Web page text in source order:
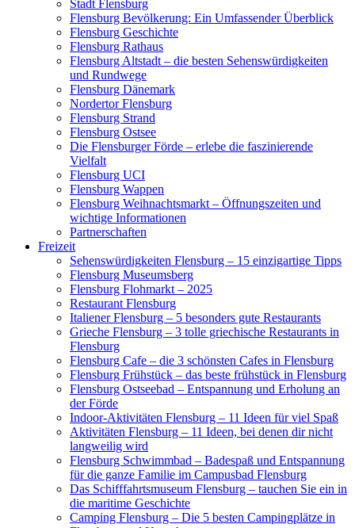
Stadt Flensburg
Flensburg Bevölkerung: Ein Umfassender Überblick
Flensburg Geschichte
Flensburg Rathaus
Flensburg Altstadt – die besten Sehenswürdigkeiten
und Rundwege
Flensburg Dänemark
Nordertor Flensburg
Flensburg Strand
Flensburg Ostsee
Die Flensburger Förde – erlebe die faszinierende
Vielfalt
Flensburg UCI
Flensburg Wappen
Flensburg Weihnachtsmarkt – Öffnungszeiten und
wichtige Informationen
Partnerschaften
Freizeit
Sehenswürdigkeiten Flensburg – 15 einzigartige Tipps
Flensburg Museumsberg
Flensburg Flohmarkt – 2025
Restaurant Flensburg
Italiener Flensburg – 5 besonders gute Restaurants
Grieche Flensburg – 3 tolle griechische Restaurants in
Flensburg
Flensburg Cafe – die 3 schönsten Cafes in Flensburg
Flensburg Frühstück – das beste frühstück in Flensburg
Flensburg Ostseebad – Entspannung und Erholung an
der Förde
Indoor-Aktivitäten Flensburg – 11 Ideen für viel Spaß
Aktivitäten Flensburg – 11 Ideen, bei denen dir nicht
langweilig wird
Flensburg Schwimmbad – Badespaß und Entspannung
für die ganze Familie im Campusbad Flensburg
Das Schifffahrtsmuseum Flensburg – tauchen Sie ein in
die maritime Geschichte
Camping Flensburg – Die 5 besten Campingplätze in